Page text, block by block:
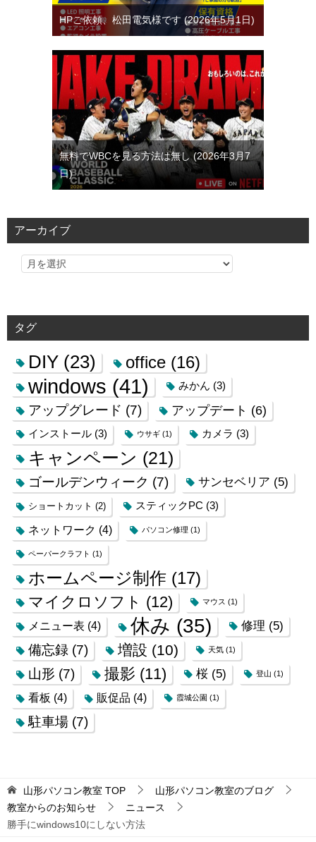
HPご依頼、松田電気様です 2026年5月1日
無料でWBCを見る方法は無し
2026年3月7
日
アーカイブ
タグ
DIY (23) office (16)
windows (41) みかん (3)
アップグレード (7) アップデート (6)
インストール (3) ウサギ (1) カメラ (3)
キャンペーン (21)
ゴールデンウィーク (7) サンセベリア (5)
ショートカット (2) スティックPC (3)
ネットワーク (4) パソコン修理 (1)
ペーパークラフト (1)
ホームページ制作 (17)
マイクロソフト (12) マウス (1)
メニュー表 (4) 休み (35) 修理 (5)
備忘録 (7) 増設 (10) 天気 (1)
山形 (7) 撮影 (11) 桜 (5) 登山 (1)
看板 (4) 販促品 (4) 霞城公園 (1)
駐車場 (7)
山形パソコン教室 TOP
山形パソコン教室のブログ
教室からのお知らせ
ニュース
勝手にwindows10にしない方法